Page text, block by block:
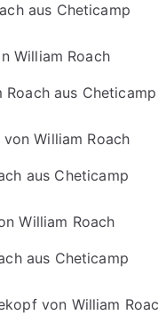
aus Cheticamp
aus Cheticamp
aus Cheticamp
aus Cheticamp